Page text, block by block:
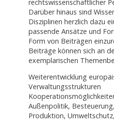
rechtswissenschaftlicher
Darüber hinaus sind
Disziplinen herzlich dazu
passende Ansätze und
Form von Beiträgen
Beiträge können sich an
exemplarischen
Weiterentwicklung
Verwaltungsstrukturen
Außenpolitik,
Produktion,